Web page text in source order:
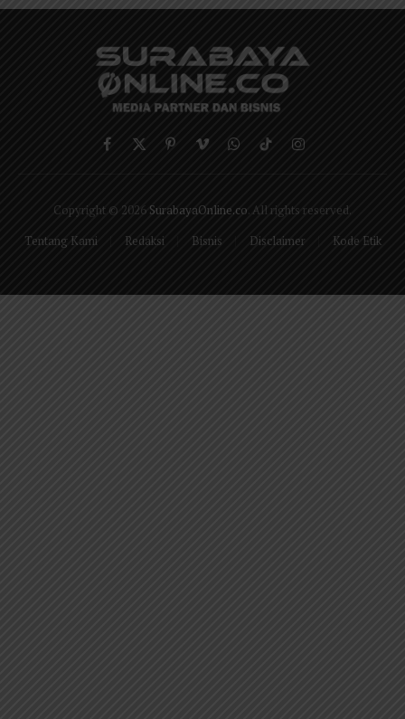
Facebook
X
PinterestVimeoWhatsApp
TikTokInstagram
Copyright © 2026 SurabayaOnline.co . All rights reserved.
Tentang Kami
Redaksi Bisnis Disclaimer Kode Etik